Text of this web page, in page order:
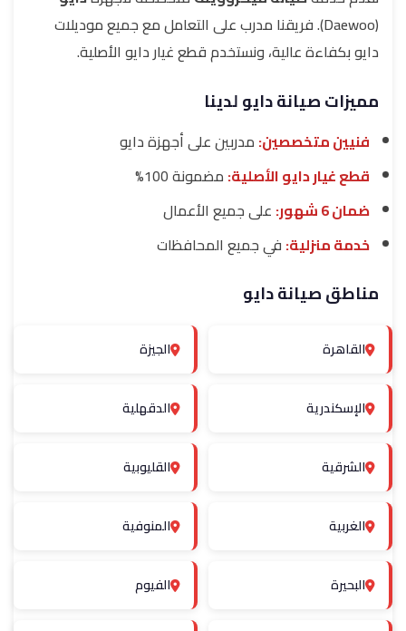
(Daewoo). فريقنا مدرب على التعامل مع جميع موديلات
دايو بكفاءة عالية، ونستخدم قطع غيار دايو الأصلية.
مميزات صيانة دايو لدينا
فنيين متخصصين: مدربين على أجهزة دايو
قطع غيار دايو الأصلية: مضمونة 100%
ضمان 6 شهور:
على جميع الأعمال
خدمة منزلية: في جميع المحافظات
مناطق صيانة دايو
القاهرة الجيزة
الإسكندرية الدقهلية
الشرقية القليوبية
الغربية المنوفية
البحيرة الفيوم